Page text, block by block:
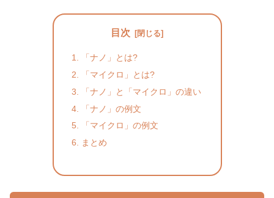
目次
「ナノ」とは?
「マイクロ」とは?
「ナノ」と「マイクロ」の違い
「ナノ」の例文
「マイクロ」の例文
まとめ